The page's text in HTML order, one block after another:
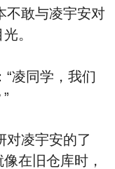
敢与凌宇安对
。
凌同学，我们
凌宇安的了
在旧仓库时，